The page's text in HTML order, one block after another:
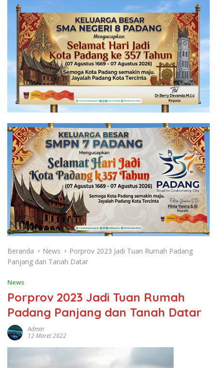
Beranda News
Porprov 2023 Jadi Tuan Rumah Padang
Panjang dan Tanah Datar
News
Porprov 2023 Jadi Tuan Rumah
Padang Panjang dan Tanah Datar
Admin
12 Maret 2022